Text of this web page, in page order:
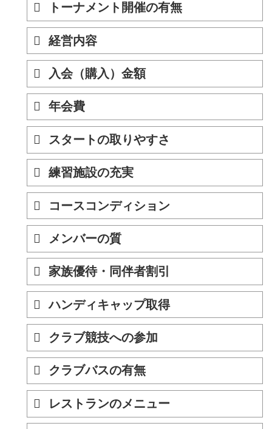
トーナメント開催の有無
経営内容
入会（購入）金額
年会費
スタートの取りやすさ
練習施設の充実
コースコンディション
メンバーの質
家族優待・同伴者割引
ハンディキャップ取得
クラブ競技への参加
クラブバスの有無
レストランのメニュー